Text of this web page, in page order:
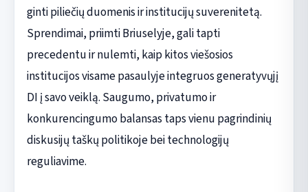
ginti piliečių duomenis ir institucijų suverenitetą.
Sprendimai, priimti Briuselyje, gali tapti
precedentu ir nulemti, kaip kitos viešosios
institucijos visame pasaulyje integruos generatyvųjį
DI į savo veiklą. Saugumo, privatumo ir
konkurencingumo balansas taps vienu pagrindinių
diskusijų taškų politikoje bei technologijų
reguliavime.